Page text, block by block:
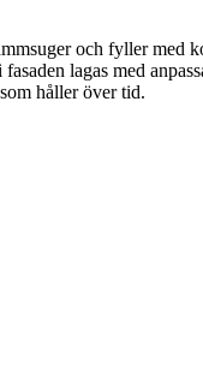
och fyller med
lagas med
håller över tid.